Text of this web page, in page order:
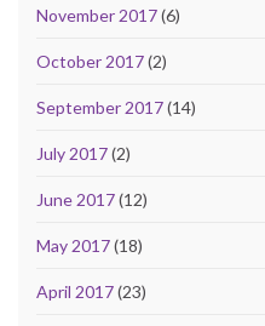
November 2017(6)
October 2017(2)
September 2017(14)
July 2017(2)
June 2017(12)
May 2017(18)
April 2017(23)